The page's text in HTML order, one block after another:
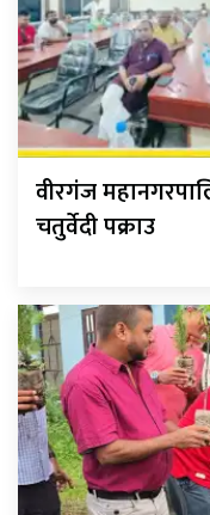
वीरगंज
चतुर्वेदी पक्राउ